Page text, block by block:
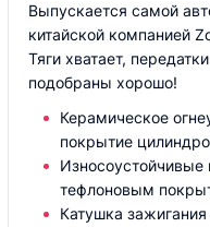
Выпускается самой
китайской компанией
Тяги хватает, передатки
подобраны хорошо!
Керамическое
покрытие
Износоустойчивые
тефлоновым
Катушка